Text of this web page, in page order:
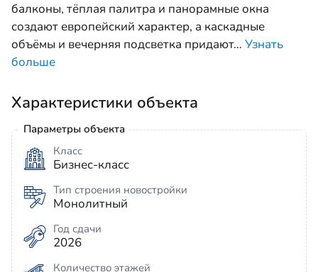
балконы, тёплая палитра и панорамные окна
создают европейский характер, а каскадные
объёмы и вечерняя подсветка придают… Узнать
больше
Характеристики объекта
Параметры объекта
Класс
Бизнес-класс
Тип строения новостройки
Монолитный
Год сдачи
2026
Количество этажей